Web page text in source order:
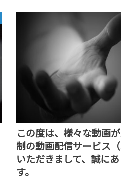
この度は、様々な動画
制の動画配信サービス
いただきまして、誠に
す。